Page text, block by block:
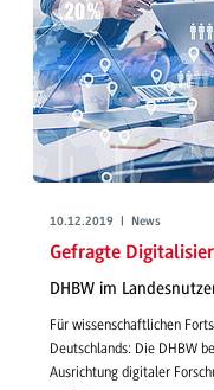
10.12.2019 | News
Gefragte
DHBW im
Für wissenschaftlichen
Deutschlands: Die DHBW
Ausrichtung digitaler